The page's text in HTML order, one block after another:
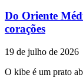
Do Oriente
corações
19 de julho de 2026
O kibe é um prato